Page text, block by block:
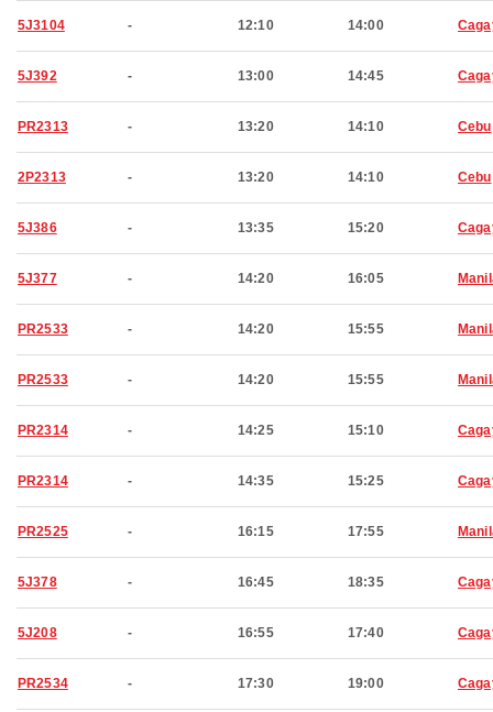
5J3104 - 12:10 14:00
5J392 - 13:00 14:45
PR2313 - 13:20 14:10 Cebu
2P2313 - 13:20 14:10 Cebu
5J386 - 13:35 15:20
5J377 - 14:20 16:05
PR2533 - 14:20 15:55
PR2533 - 14:20 15:55
PR2314 - 14:25 15:10
PR2314 - 14:35 15:25
PR2525 - 16:15 17:55
5J378 - 16:45 18:35
5J208 - 16:55 17:40
PR2534 - 17:30 19:00